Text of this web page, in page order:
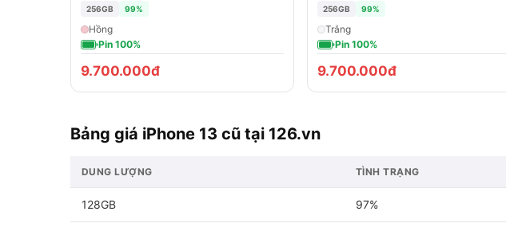
256GB 99%
Hồng
Pin 100%
9.700.000đ
256GB 99%
Trắng
Pin 100%
9.700.000đ
Bảng giá iPhone 13 cũ tại 126.vn
DUNG LƯỢNG TÌNH TRẠNG
128GB 97%